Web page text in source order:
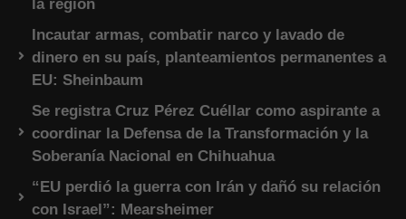
la región
Incautar armas, combatir narco y lavado de
dinero en su país, planteamientos permanentes a
EU: Sheinbaum
Se registra Cruz Pérez Cuéllar como aspirante a
coordinar la Defensa de la Transformación y la
Soberanía Nacional en Chihuahua
“EU perdió la guerra con Irán y dañó su relación
con Israel”: Mearsheimer